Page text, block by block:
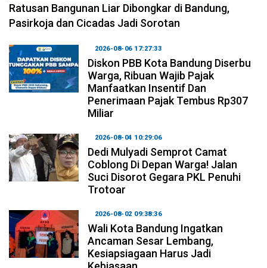
Ratusan Bangunan Liar Dibongkar di Bandung,
Pasirkoja dan Cicadas Jadi Sorotan
2026-08-06 17:27:33
Diskon PBB Kota Bandung Diserbu
Warga, Ribuan Wajib Pajak
Manfaatkan Insentif Dan
Penerimaan Pajak Tembus Rp307
Miliar
2026-08-04 10:29:06
Dedi Mulyadi Semprot Camat
Coblong Di Depan Warga! Jalan
Suci Disorot Gegara PKL Penuhi
Trotoar
2026-08-02 09:38:36
Wali Kota Bandung Ingatkan
Ancaman Sesar Lembang,
Kesiapsiagaan Harus Jadi